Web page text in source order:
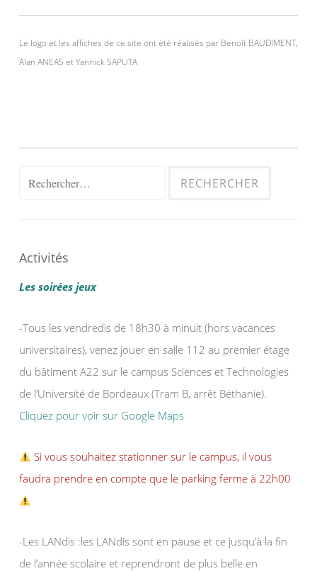
Le logo et les affiches de ce site ont été réalisés par Benoît BAUDIMENT,
Alan ANEAS et Yannick SAPUTA
Rechercher :
Activités
Les soirées jeux
-Tous les vendredis de 18h30 à minuit (hors vacances
universitaires), venez jouer en salle 112 au premier étage
du bâtiment A22 sur le campus Sciences et Technologies
de l’Université de Bordeaux (Tram B, arrêt Béthanie).
Cliquez pour voir sur Google Maps
Si vous souhaitez stationner sur le campus, il vous
faudra prendre en compte que le parking ferme à 22h00
-Les LANdis :les LANdis sont en pause et ce jusqu’à la fin
de l’année scolaire et reprendront de plus belle en